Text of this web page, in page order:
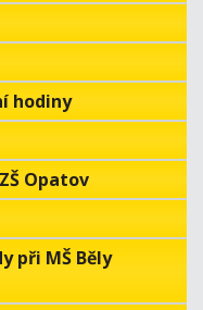
hodiny
Opatov
při MŠ Běly